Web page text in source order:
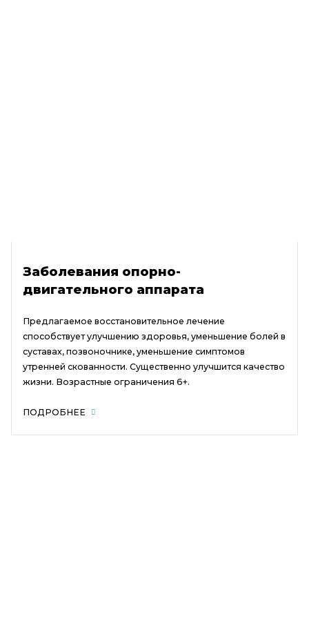
Заболевания опорно-
двигательного аппарата
Предлагаемое восстановительное лечение
способствует улучшению здоровья, уменьшение болей в
суставах, позвоночнике, уменьшение симптомов
утренней скованности. Существенно улучшится качество
жизни. Возрастные ограничения 6+.
ПОДРОБНЕЕ